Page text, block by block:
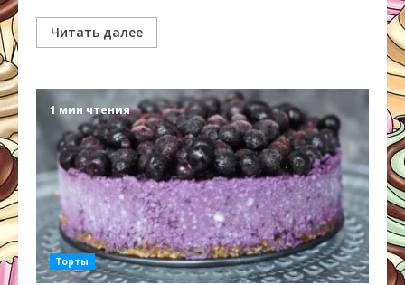
Читать далее
1 мин чтения
Торты